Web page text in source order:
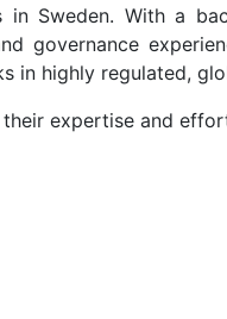
in Sweden. With a
governance
in highly regulated,
expertise and